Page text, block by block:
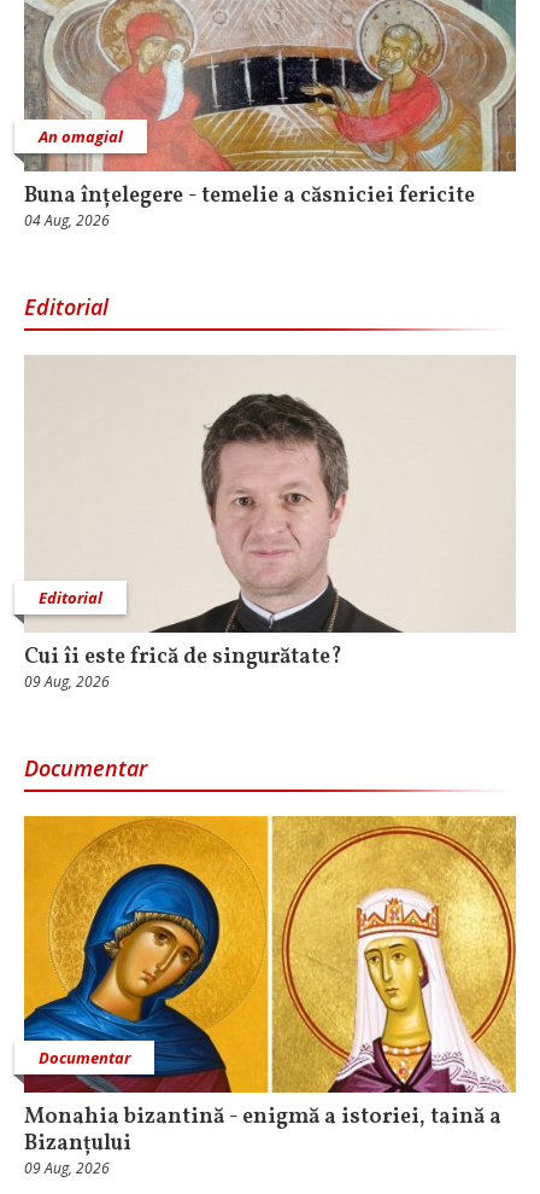
An omagial
Buna înțelegere - temelie a căsniciei fericite
04 Aug, 2026
Editorial
Editorial
Cui îi este frică de singurătate?
09 Aug, 2026
Documentar
Documentar
Monahia bizantină - enigmă a istoriei, taină a
Bizanțului
09 Aug, 2026